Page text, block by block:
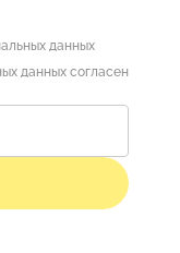
данных
данных согласен